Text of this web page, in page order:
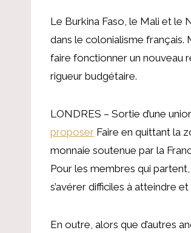
Le Burkina Faso, le Mali et le
dans le colonialisme français.
faire fonctionner un nouveau
rigueur budgétaire.
LONDRES – Sortie d’une
proposer Faire en quittant la
monnaie soutenue par la
Pour les membres qui
s’avérer difficiles à atteindre
En outre, alors que d’autres